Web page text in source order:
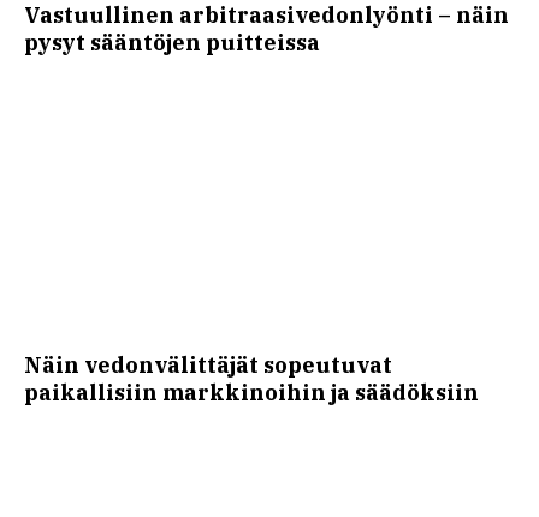
Vastuullinen arbitraasivedonlyönti – näin
pysyt sääntöjen puitteissa
Näin vedonvälittäjät sopeutuvat
paikallisiin markkinoihin ja säädöksiin